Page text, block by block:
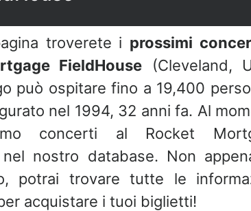
troverete i prossimi
FieldHouse (Cleveland,
può ospitare fino a 19,400
nel 1994, 32 anni fa. Al
concerti al Rocket
nel nostro database. Non
potrai trovare tutte le
acquistare i tuoi biglietti!